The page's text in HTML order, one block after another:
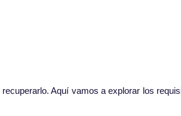
Aquí vamos a explorar los